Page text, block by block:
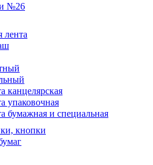
№26
лента
канцелярская
упаковочная
бумажная и специальная
кнопки